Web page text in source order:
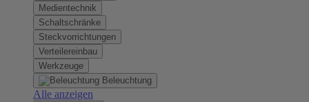
Medientechnik
Schaltschränke
Steckvorrichtungen
Verteilereinbau
Werkzeuge
Beleuchtung
Alle anzeigen